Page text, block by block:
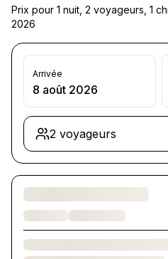
Prix pour 1 nuit, 2 voyageurs, 1
2026
Arrivée
8 août 2026
2 voyageurs
Chargement des chambres